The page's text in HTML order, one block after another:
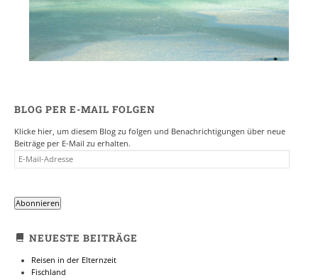
BLOG PER E-MAIL FOLGEN
Klicke hier, um diesem Blog zu folgen und Benachrichtigungen über neue
Beiträge per E-Mail zu erhalten.
E-
MAIL-
Abonnieren
NEUESTE BEITRÄGE
Reisen in der Elternzeit
Fischland